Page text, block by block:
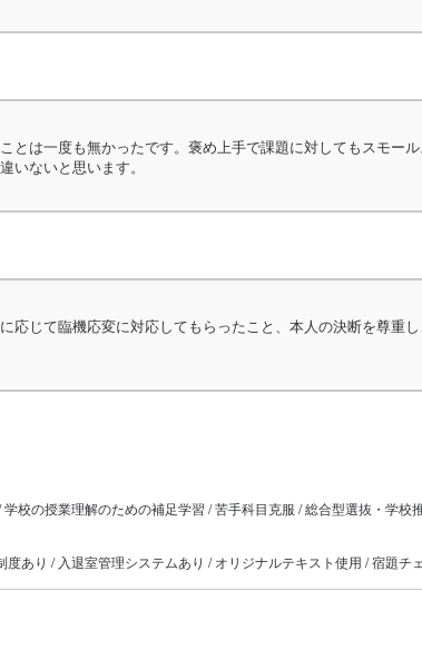
は一度も無かったです。褒め上手で課題に対してもスモ
いないと思います。
じて臨機応変に対応してもらったこと、本人の決断を尊重
校の授業理解のための補足学習 / 苦手科目克服 / 総合型選抜・学
あり / 入退室管理システムあり / オリジナルテキスト使用 / 宿題チ